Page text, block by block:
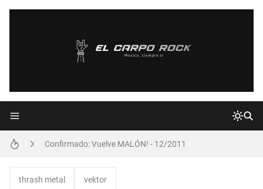
Confirmado: Vuelve MALÓN! - 12/2011
thrash metal vektor